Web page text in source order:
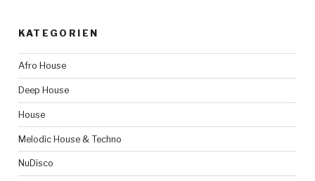
KATEGORIEN
Afro House
Deep House
House
Melodic House & Techno
NuDisco